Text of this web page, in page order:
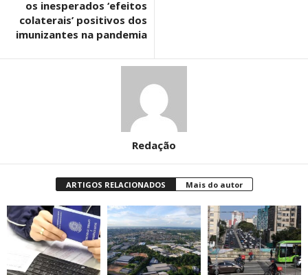
os inesperados ‘efeitos
colaterais’ positivos dos
imunizantes na pandemia
Redação
ARTIGOS RELACIONADOS Mais do autor